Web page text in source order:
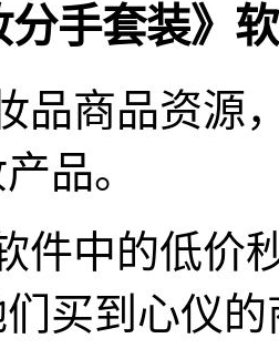
分手套装》
品商品资源
品。
件中的低价
买到心仪